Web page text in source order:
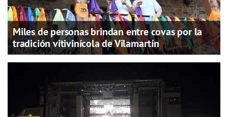
Miles de personas brindan entre covas por la
tradición vitivinícola de Vilamartín